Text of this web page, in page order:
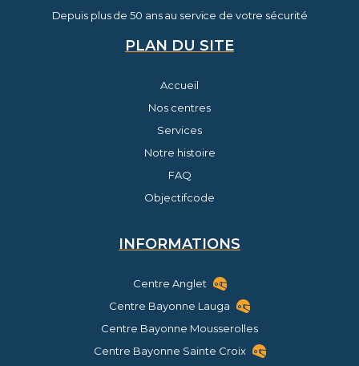
Depuis plus de 50 ans au service de votre sécurité
PLAN DU SITE
Accueil
Nos centres
Services
Notre histoire
FAQ
Objectifcode
INFORMATIONS
Centre Anglet
Centre Bayonne Lauga
Centre Bayonne Mousserolles
Centre Bayonne Sainte Croix